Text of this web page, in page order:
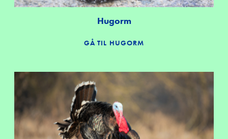
Hugorm
GÅ TIL HUGORM